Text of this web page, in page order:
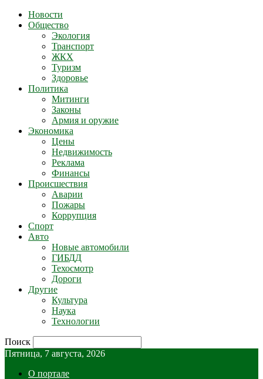
Новости
Общество
Экология
Транспорт
ЖКХ
Туризм
Здоровье
Политика
Митинги
Законы
Армия и оружие
Экономика
Цены
Недвижимость
Реклама
Финансы
Происшествия
Аварии
Пожары
Коррупция
Спорт
Авто
Новые автомобили
ГИБДД
Техосмотр
Дороги
Другие
Культура
Наука
Технологии
Поиск
Пятница, 7 августа, 2026
О портале